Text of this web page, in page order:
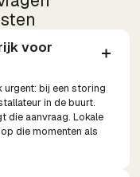
voor
urgent: bij een storing
in de buurt.
die aanvraag. Lokale
die momenten als